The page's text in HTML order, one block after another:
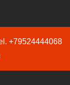
+79524444068